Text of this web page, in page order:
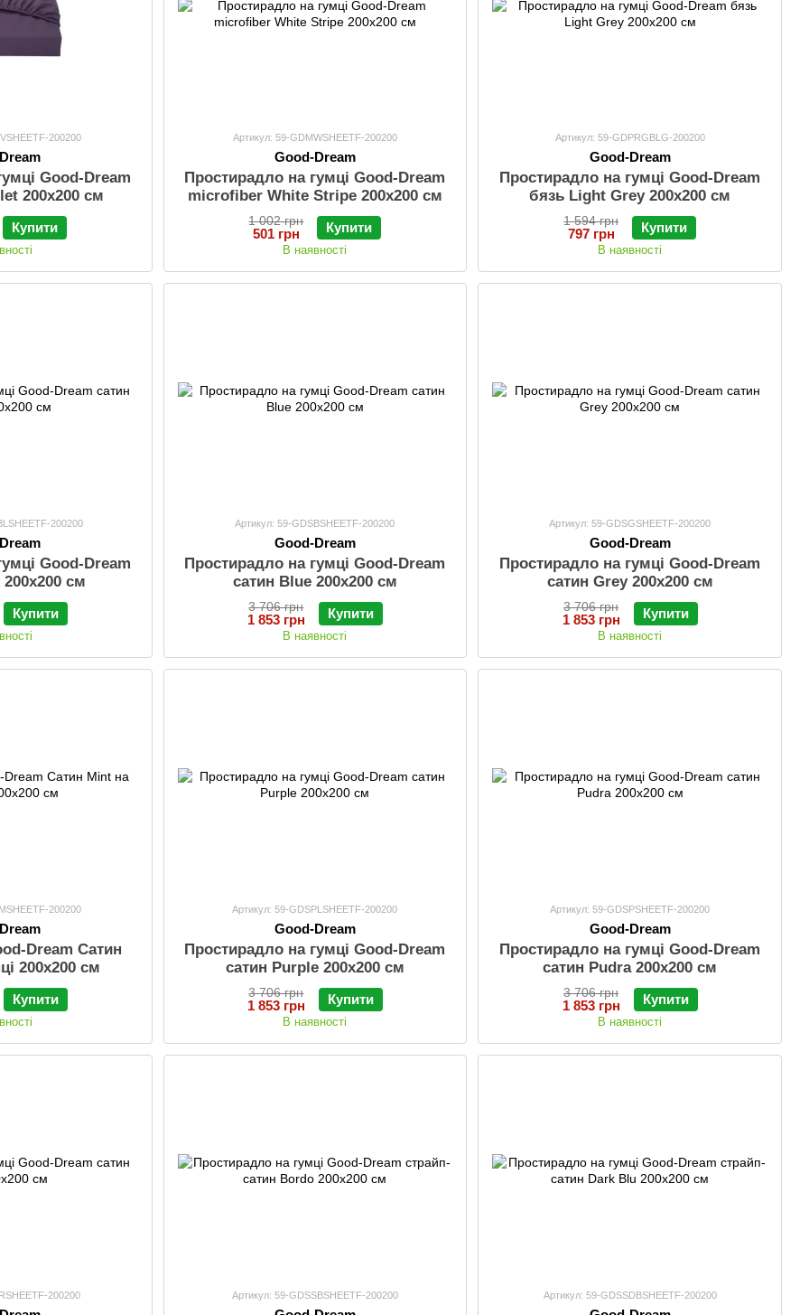
200200
Good-Dream
200х200 см
Купити
Артикул: 59-GDMWSHEETF-200200
Good-Dream
Простирадло на гумці Good-Dream
microfiber White Stripe 200х200 см
1 002 грн
501 грн Купити
В наявності
Артикул: 59-GDPRGBLG-200200
Good-Dream
Простирадло на гумці Good-Dream
бязь Light Grey 200х200 см
1 594 грн
797 грн Купити
В наявності
200200
Good-Dream
см
Купити
Артикул: 59-GDSBSHEETF-200200
Good-Dream
Простирадло на гумці Good-Dream
сатин Blue 200х200 см
3 706 грн
1 853 грн Купити
В наявності
Артикул: 59-GDSGSHEETF-200200
Good-Dream
Простирадло на гумці Good-Dream
сатин Grey 200х200 см
3 706 грн
1 853 грн Купити
В наявності
200200
Dream Сатин
200х200 см
Купити
Артикул: 59-GDSPLSHEETF-200200
Good-Dream
Простирадло на гумці Good-Dream
сатин Purple 200х200 см
3 706 грн
1 853 грн Купити
В наявності
Артикул: 59-GDSPSHEETF-200200
Good-Dream
Простирадло на гумці Good-Dream
сатин Pudra 200х200 см
3 706 грн
1 853 грн Купити
В наявності
200200 Артикул: 59-GDSSBSHEETF-200200 Артикул: 59-GDSSDBSHEETF-200200